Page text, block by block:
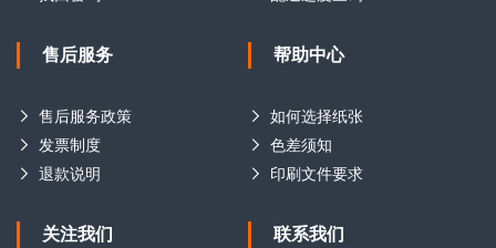
售后服务
售后服务政策
发票制度
退款说明
帮助中心
如何选择纸张
色差须知
印刷文件要求
关注我们 联系我们